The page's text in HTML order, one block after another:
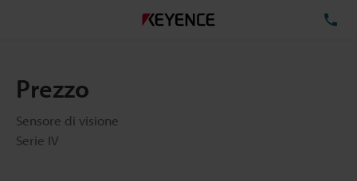
Prezzo
Sensore di visione
Serie IV